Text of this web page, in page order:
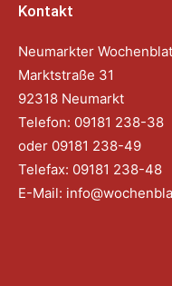
Kontakt
Neumarkter
Marktstraße 31
92318 Neumarkt
Telefon: 09181 238-38
oder 09181 238-49
Telefax: 09181 238-48
E-Mail: